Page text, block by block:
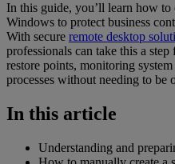
In this guide, you’ll learn how to
Windows to protect business
With secure remote desktop
professionals can take this a
restore points, monitoring
processes without needing to be
In this article
Understanding and